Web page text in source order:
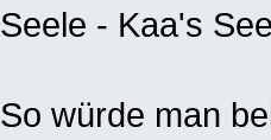
Seele - Kaa's
So würde man